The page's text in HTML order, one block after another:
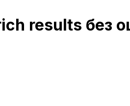
results без